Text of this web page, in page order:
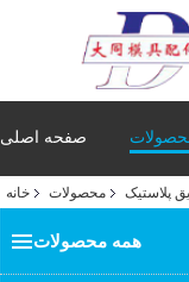
صفحه اصلی
خانه محصولات پلاستیک
همه محصولات